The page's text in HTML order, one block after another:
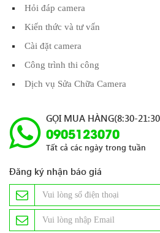
Hỏi đáp camera
Kiến thức và tư vấn
Cài đặt camera
Công trình thi công
Dịch vụ Sửa Chữa Camera
GỌI MUA HÀNG(8:30-
0905123070
Tất cả các ngày trong tuần
Đăng ký nhận báo giá